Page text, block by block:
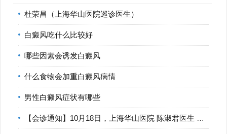
杜荣昌（上海华山医院巡诊医生）
白癜风吃什么比较好
哪些因素会诱发白癜风
什么食物会加重白癜风病情
男性白癜风症状有哪些
【会诊通知】10月18日，上海华山医院 陈淑君医生 莅临宁波华仁